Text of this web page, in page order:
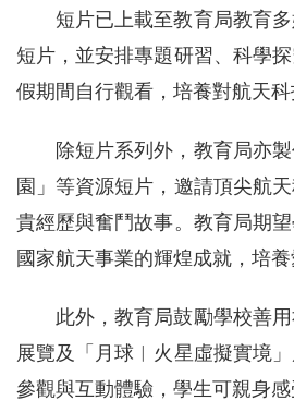
短片已上載至教育局教育
短片，並安排專題研習、科學
假期間自行觀看，培養對航天
除短片系列外，教育局亦
園」等資源短片，邀請頂尖航
貴經歷與奮鬥故事。教育局期
國家航天事業的輝煌成就，培養
此外，教育局鼓勵學校善
展覽及「月球︱火星虛擬實境
參觀與互動體驗，學生可親身